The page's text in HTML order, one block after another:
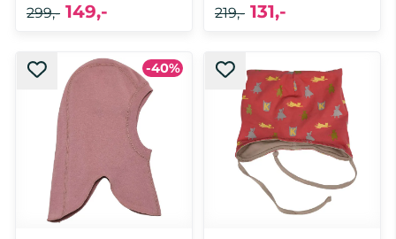
12-18 mnd
149,-
299,-
48
131,-
219,-
-40%